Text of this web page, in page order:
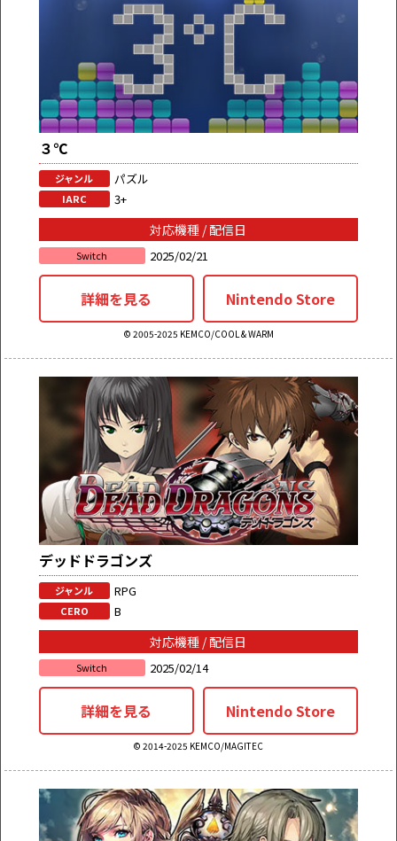
３℃
ジャンル パズル
IARC 3+
対応機種 / 配信日
Switch 2025/02/21
詳細を見る Nintendo Store
© 2005-2025 KEMCO/COOL & WARM
デッドドラゴンズ
ジャンル RPG
CERO B
対応機種 / 配信日
Switch 2025/02/14
詳細を見る Nintendo Store
© 2014-2025 KEMCO/MAGITEC